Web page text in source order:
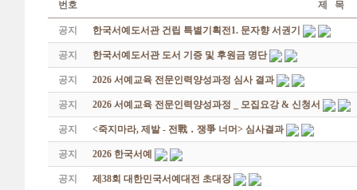
번호 제 목
공지 한국서예도서관 건립 특별기획전1. 문자향 서권기
공지 한국서예도서관 도서 기증 및 후원금 명단
공지 2026 서예교육 전문인력양성과정 심사 결과
공지 2026 서예교육 전문인력양성과정 _ 모집요강 & 신청서
공지 <죽지마라, 제발 - 전戰 ․ 쟁爭 너머> 심사결과
공지 2026 한국서예
공지 제38회 대한민국서예대전 초대장